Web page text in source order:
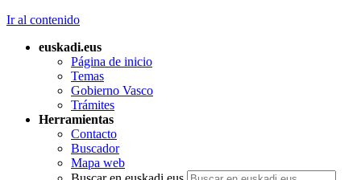
Ir al contenido
euskadi.eus
Página de inicio
Temas
Gobierno Vasco
Trámites
Herramientas
Contacto
Buscador
Mapa web